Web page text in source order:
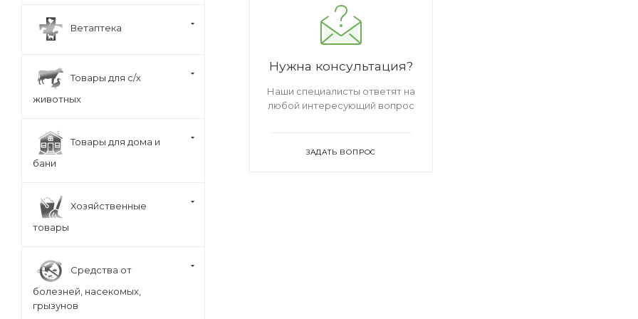
Нужна консультация?
Наши специалисты ответят на
любой интересующий вопрос
ЗАДАТЬ ВОПРОС
Ветаптека
Товары для с/х
животных
Товары для дома и
бани
Хозяйственные
товары
Средства от
болезней, насекомых,
грызунов